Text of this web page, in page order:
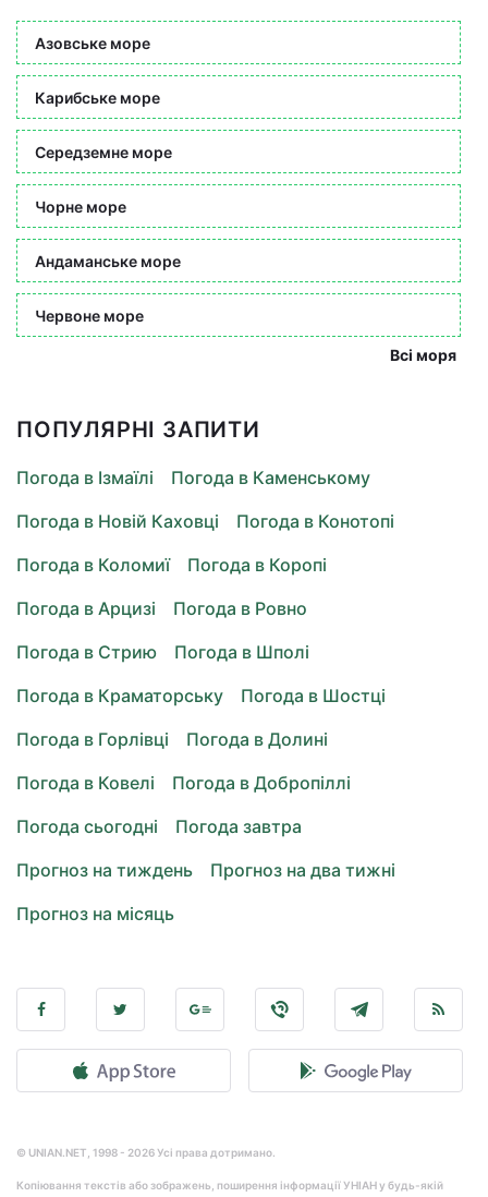
Азовське море
Карибське море
Середземне море
Чорне море
Андаманське море
Червоне море
Всі моря
ПОПУЛЯРНІ ЗАПИТИ
Погода в Ізмаїлі
Погода в Каменському
Погода в Новій Каховці
Погода в Конотопі
Погода в Коломиї
Погода в Коропі
Погода в Арцизі
Погода в Ровно
Погода в Стрию
Погода в Шполі
Погода в Краматорську
Погода в Шостці
Погода в Горлівці
Погода в Долині
Погода в Ковелі
Погода в Добропіллі
Погода сьогодні
Погода завтра
Прогноз на тиждень
Прогноз на два тижні
Прогноз на місяць
© UNIAN.NET, 1998 - 2026 Усі права дотримано.
Копіювання текстів або зображень, поширення інформації УНІАН у будь-якій